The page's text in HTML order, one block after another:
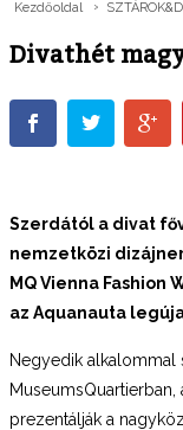
Kezdőoldal
Divathét
Szerdától a divat
nemzetközi
MQ Vienna Fashion
az Aquanauta
Negyedik alkalommal
prezentálják a